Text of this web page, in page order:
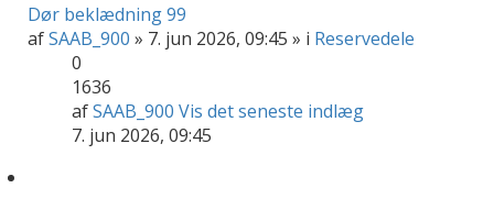
Dør beklædning 99
afSAAB_900 » 7. jun 2026, 09:45 » i Reservedele
0
1636
afSAAB_900 Vis det seneste indlæg
7. jun 2026, 09:45